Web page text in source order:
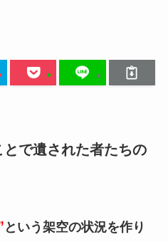
で遺された者たちの
という架空の状況を作り